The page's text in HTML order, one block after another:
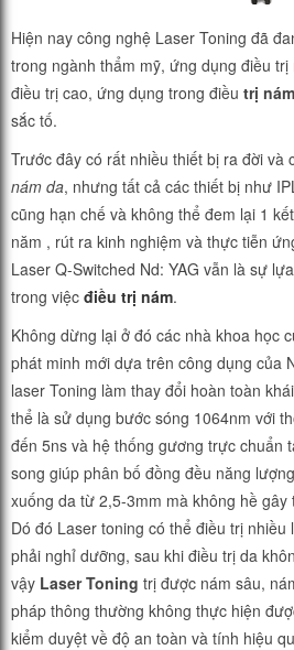
Hiện nay công nghệ Laser Toning đã
trong ngành thẩm mỹ, ứng dụng điều
điều trị cao, ứng dụng trong điều trị nám
sắc tố.
Trước đây có rất nhiều thiết bị ra đời và
nám da, nhưng tất cả các thiết bị như
cũng hạn chế và không thể đem lại 1
năm , rút ra kinh nghiệm và thực tiễn
Laser Q-Switched Nd: YAG vẫn là sự
trong việc điều trị nám.
Không dừng lại ở đó các nhà khoa học
phát minh mới dựa trên công dụng của
laser Toning làm thay đổi hoàn toàn
thể là sử dụng bước sóng 1064nm với
đến 5ns và hệ thống gương trực chuẩn
song giúp phân bố đồng đều năng
xuống da từ 2,5-3mm mà không hề
Dó đó Laser toning có thể điều trị nhiều
phải nghỉ dưỡng, sau khi điều trị da
vậy Laser Toning trị được nám sâu,
pháp thông thường không thực hiện
kiểm duyệt về độ an toàn và tính hiệu